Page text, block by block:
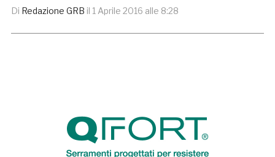
Di Redazione GRB il 1 Aprile 2016 alle 8:28